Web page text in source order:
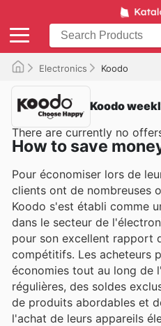
Electronics Koodo
Koodo
There are currently no
How to save
Pour économiser lors de
clients ont de nombreuses
Koodo s'est établi comme
dans le secteur de
pour son excellent rapport
compétitifs. Les acheteurs
économies tout au long de
régulières, des soldes
de produits abordables et
l'achat de leurs appareils